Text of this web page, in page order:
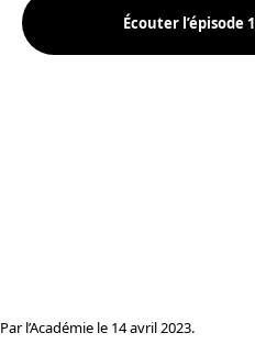
Écouter l’épisode 1
Par l’Académie le 14 avril 2023.